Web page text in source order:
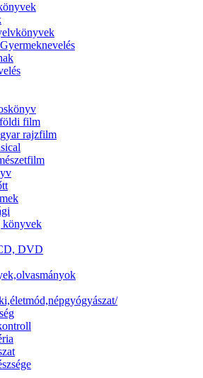
film
rajzfilm
könyvek
DVD